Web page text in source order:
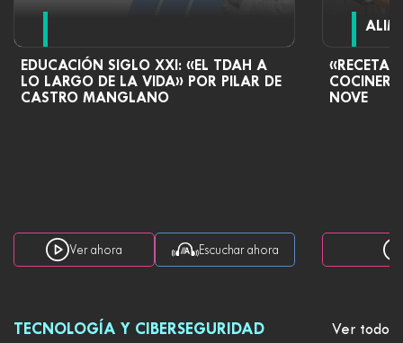
EDUCACIÓN SIGLO XXI: «EL TDAH A
LO LARGO DE LA VIDA» POR PILAR DE
CASTRO MANGLANO
Ver ahora Escuchar ahora
NOVE
TECNOLOGÍA Y CIBERSEGURIDAD Ver todo